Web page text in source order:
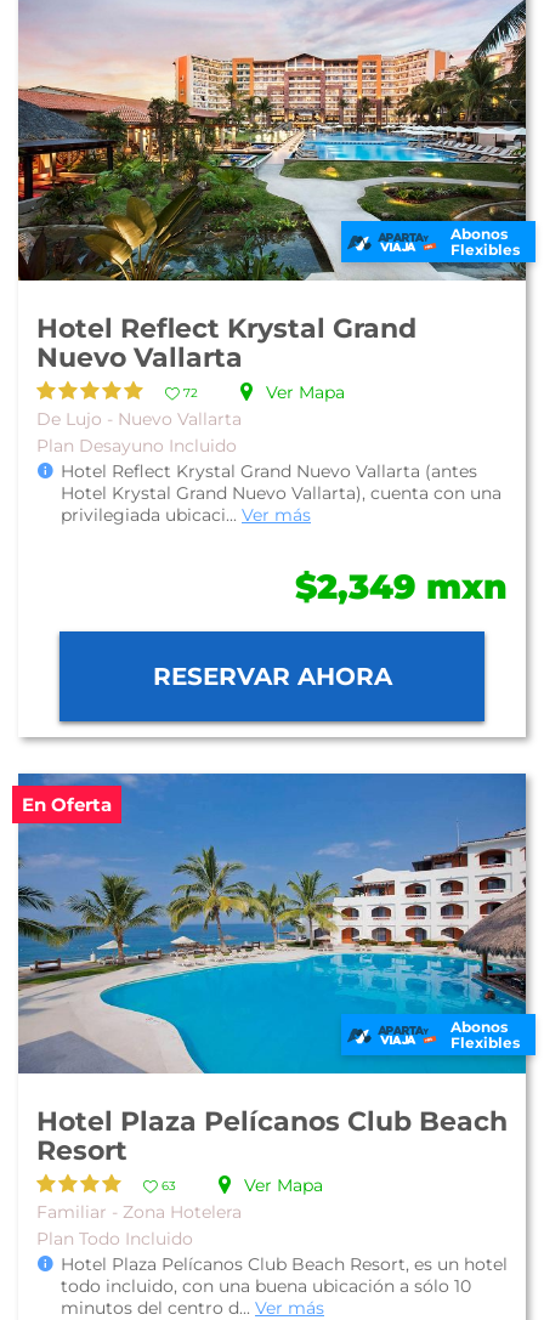
Abonos
Flexibles
Hotel Reflect Krystal Grand
Nuevo Vallarta
72
Ver Mapa
De Lujo - Nuevo Vallarta
Plan Desayuno Incluido
Hotel Reflect Krystal Grand Nuevo Vallarta (antes
Hotel Krystal Grand Nuevo Vallarta), cuenta con una
privilegiada ubicaci... Ver más
$2,349 mxn
RESERVAR AHORA
En Oferta
Abonos
Flexibles
Hotel Plaza Pelícanos Club Beach
Resort
63
Ver Mapa
Familiar - Zona Hotelera
Plan Todo Incluido
Hotel Plaza Pelícanos Club Beach Resort, es un hotel
todo incluido, con una buena ubicación a sólo 10
minutos del centro d... Ver más